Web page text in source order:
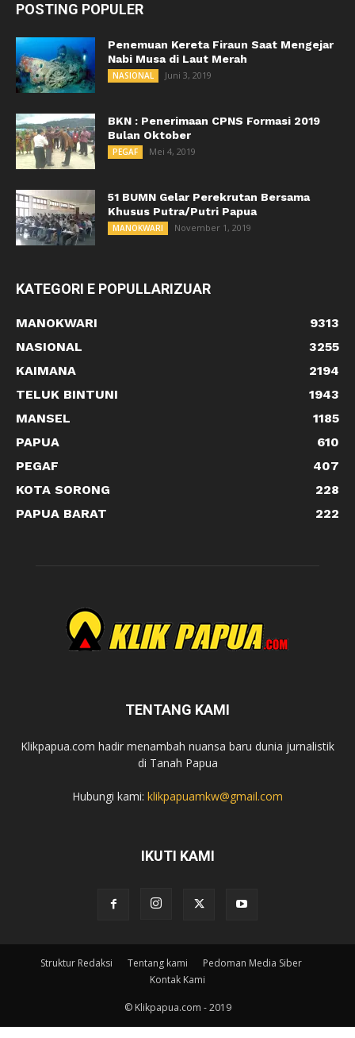
POSTING POPULER
Penemuan Kereta Firaun Saat Mengejar
Nabi Musa di Laut Merah
NASIONAL Juni 3, 2019
BKN : Penerimaan CPNS Formasi 2019
Bulan Oktober
PEGAF Mei 4, 2019
51 BUMN Gelar Perekrutan Bersama
Khusus Putra/Putri Papua
MANOKWARI November 1, 2019
KATEGORI E POPULLARIZUAR
MANOKWARI
9313
NASIONAL
3255
KAIMANA
2194
TELUK BINTUNI
1943
MANSEL
1185
PAPUA
610
PEGAF
407
KOTA SORONG
228
PAPUA BARAT
222
TENTANG KAMI
Klikpapua.com hadir menambah nuansa baru dunia jurnalistik
di Tanah Papua
Hubungi kami: klikpapuamkw@gmail.com
IKUTI KAMI
Struktur Redaksi Tentang kami
Pedoman Media Siber
Kontak Kami
© Klikpapua.com - 2019